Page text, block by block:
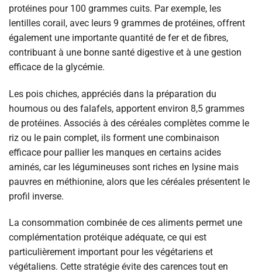
protéines pour 100 grammes cuits. Par exemple, les
lentilles corail, avec leurs 9 grammes de protéines, offrent
également une importante quantité de fer et de fibres,
contribuant à une bonne santé digestive et à une gestion
efficace de la glycémie.
Les pois chiches, appréciés dans la préparation du
houmous ou des falafels, apportent environ 8,5 grammes
de protéines. Associés à des céréales complètes comme le
riz ou le pain complet, ils forment une combinaison
efficace pour pallier les manques en certains acides
aminés, car les légumineuses sont riches en lysine mais
pauvres en méthionine, alors que les céréales présentent le
profil inverse.
La consommation combinée de ces aliments permet une
complémentation protéique adéquate, ce qui est
particulièrement important pour les végétariens et
végétaliens. Cette stratégie évite des carences tout en